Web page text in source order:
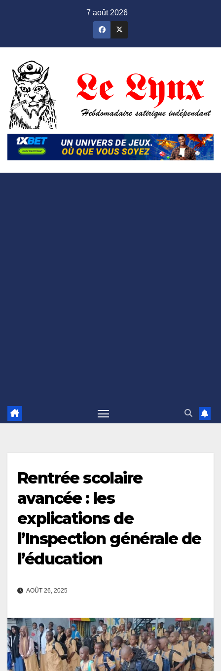
7 août 2026
Rentrée scolaire
avancée : les
explications de
l’Inspection générale de
l’éducation
AOÛT 26, 2025